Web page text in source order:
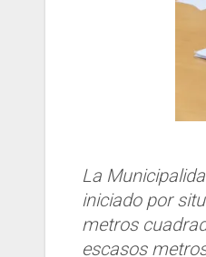
La
iniciado por
metros
escasos